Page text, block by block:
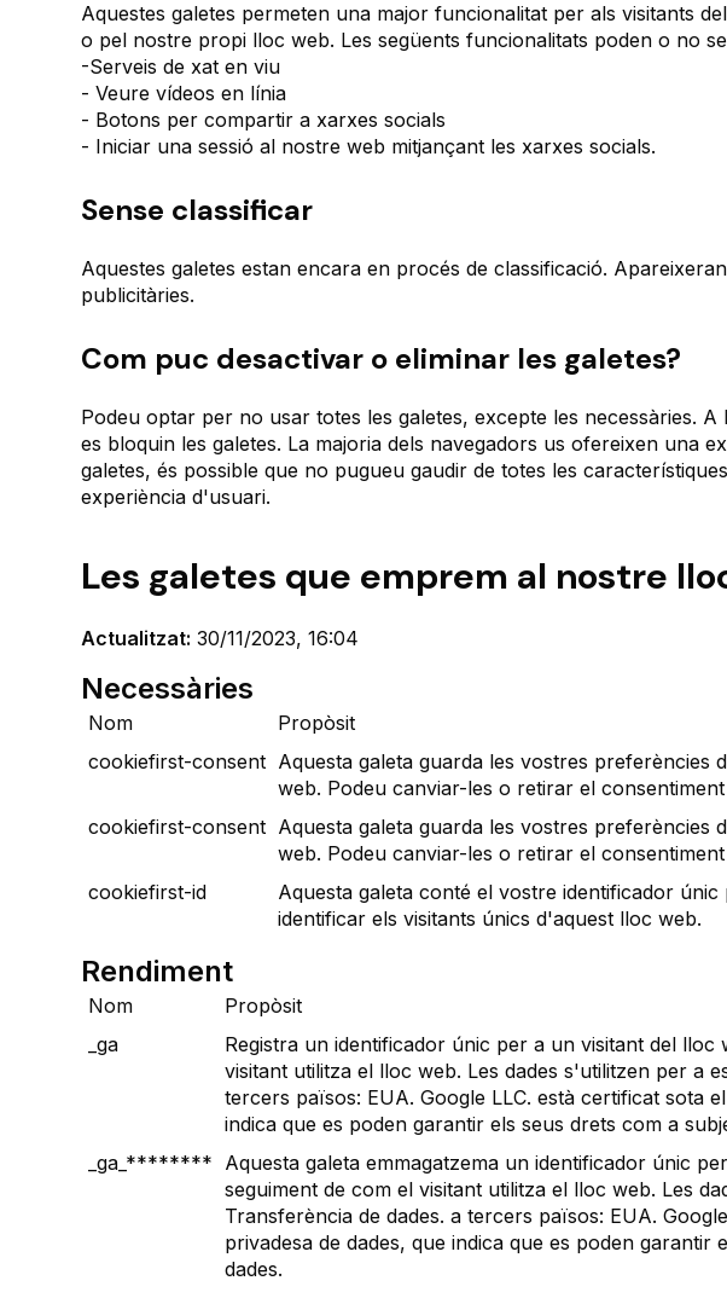
Aquestes galetes permeten una major funcionalitat per als visitants
o pel nostre propi lloc web. Les següents funcionalitats poden o no
-Serveis de xat en viu
- Veure vídeos en línia
- Botons per compartir a xarxes socials
- Iniciar una sessió al nostre web mitjançant les xarxes socials.
Sense classificar
Aquestes galetes estan encara en procés de classificació.
publicitàries.
Com puc desactivar o eliminar les galetes?
Podeu optar per no usar totes les galetes, excepte les necessàries.
es bloquin les galetes. La majoria dels navegadors us ofereixen una
galetes, és possible que no pugueu gaudir de totes les
experiència d'usuari.
Les galetes que emprem al nostre
Actualitzat: 30/11/2023, 16:04
Necessàries
Nom Propòsit
cookiefirst-consent Aquesta galeta guarda les vostres preferències
web. Podeu canviar-les o retirar el
cookiefirst-consent Aquesta galeta guarda les vostres preferències
web. Podeu canviar-les o retirar el
cookiefirst-id
Aquesta galeta conté el vostre identificador
identificar els visitants únics d'aquest lloc web.
Rendiment
Nom Propòsit
_ga
Registra un identificador únic per a un visitant del
visitant utilitza el lloc web. Les dades s'utilitzen per a
tercers països: EUA. Google LLC. està certificat sota
indica que es poden garantir els seus drets com a
_ga_******** Aquesta galeta emmagatzema un identificador únic
seguiment de com el visitant utilitza el lloc web. Les
Transferència de dades. a tercers països: EUA.
privadesa de dades, que indica que es poden garantir
dades.